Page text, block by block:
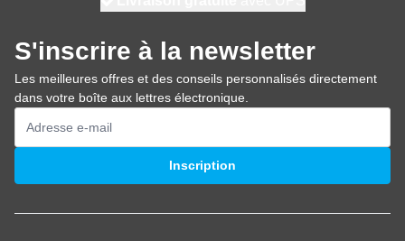
S'inscrire à la newsletter
Les meilleures offres et des conseils personnalisés directement
dans votre boîte aux lettres électronique.
Adresse mail
Inscription